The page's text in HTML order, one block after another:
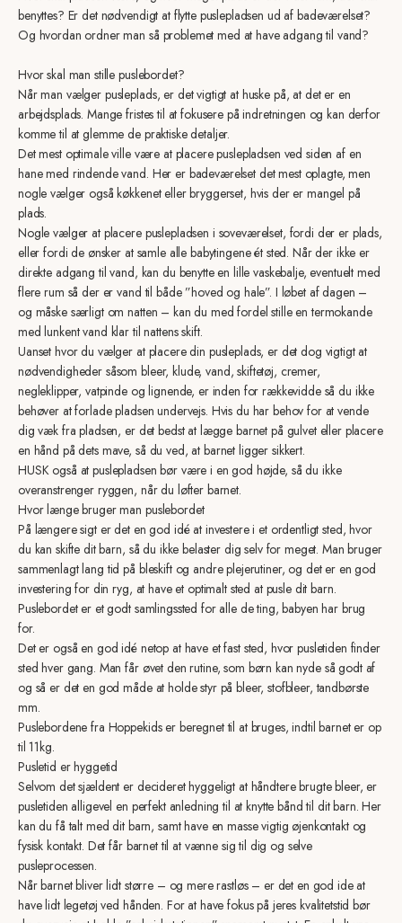
benyttes? Er det nødvendigt at flytte puslepladsen ud af badeværelset?
Og hvordan ordner man så problemet med at have adgang til vand?
Hvor skal man stille puslebordet?
Når man vælger pusleplads, er det vigtigt at huske på, at det er en
arbejdsplads. Mange fristes til at fokusere på indretningen og kan derfor
komme til at glemme de praktiske detaljer.
Det mest optimale ville være at placere puslepladsen ved siden af en
hane med rindende vand. Her er badeværelset det mest oplagte, men
nogle vælger også køkkenet eller bryggerset, hvis der er mangel på
plads.
Nogle vælger at placere puslepladsen i soveværelset, fordi der er plads,
eller fordi de ønsker at samle alle babytingene ét sted. Når der ikke er
direkte adgang til vand, kan du benytte en lille vaskebalje, eventuelt med
flere rum så der er vand til både ”hoved og hale”. I løbet af dagen –
og måske særligt om natten – kan du med fordel stille en termokande
med lunkent vand klar til nattens skift.
Uanset hvor du vælger at placere din pusleplads, er det dog vigtigt at
nødvendigheder såsom bleer, klude, vand, skiftetøj, cremer,
negleklipper, vatpinde og lignende, er inden for rækkevidde så du ikke
behøver at forlade pladsen undervejs. Hvis du har behov for at vende
dig væk fra pladsen, er det bedst at lægge barnet på gulvet eller placere
en hånd på dets mave, så du ved, at barnet ligger sikkert.
HUSK også at puslepladsen bør være i en god højde, så du ikke
overanstrenger ryggen, når du løfter barnet.
Hvor længe bruger man puslebordet
På længere sigt er det en god idé at investere i et ordentligt sted, hvor
du kan skifte dit barn, så du ikke belaster dig selv for meget. Man bruger
sammenlagt lang tid på bleskift og andre plejerutiner, og det er en god
investering for din ryg, at have et optimalt sted at pusle dit barn.
Puslebordet er et godt samlingssted for alle de ting, babyen har brug
for.
Det er også en god idé netop at have et fast sted, hvor pusletiden finder
sted hver gang. Man får øvet den rutine, som børn kan nyde så godt af
og så er det en god måde at holde styr på bleer, stofbleer, tandbørste
mm.
Puslebordene fra Hoppekids er beregnet til at bruges, indtil barnet er op
til 11kg.
Pusletid er hyggetid
Selvom det sjældent er decideret hyggeligt at håndtere brugte bleer, er
pusletiden alligevel en perfekt anledning til at knytte bånd til dit barn. Her
kan du få talt med dit barn, samt have en masse vigtig øjenkontakt og
fysisk kontakt. Det får barnet til at vænne sig til dig og selve
pusleprocessen.
Når barnet bliver lidt større – og mere rastløs – er det en god ide at
have lidt legetøj ved hånden. For at have fokus på jeres kvalitetstid bør